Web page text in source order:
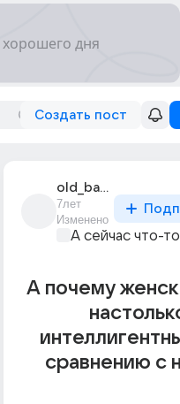
Создать пост
old_bachelor
7лет
Изменено
А сейчас что-
А почему
сравнению с